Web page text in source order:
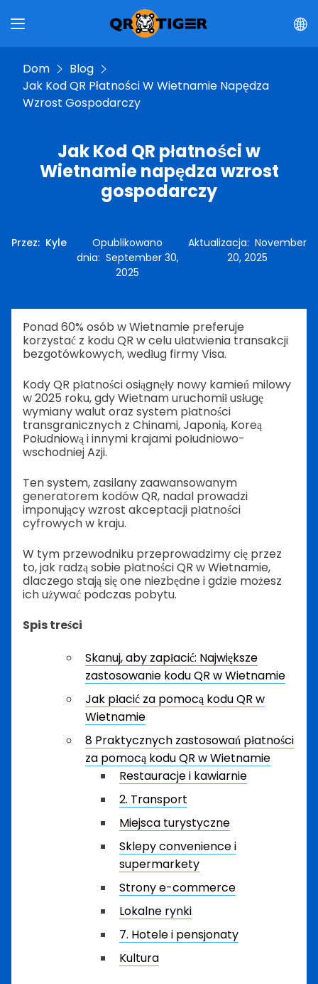
Dom
Blog
Jak Kod QR Płatności W Wietnamie Napędza
Wzrost Gospodarczy
Jak Kod QR płatności w
Wietnamie napędza wzrost
gospodarczy
Przez: Kyle
Opublikowano
dnia: September 30,
2025
Aktualizacja: November
20, 2025
Ponad 60% osób w Wietnamie preferuje
korzystać z kodu QR w celu ułatwienia transakcji
bezgotówkowych, według firmy Visa.
Kody QR płatności osiągnęły nowy kamień milowy
w 2025 roku, gdy Wietnam uruchomił usługę
wymiany walut oraz system płatności
transgranicznych z Chinami, Japonią, Koreą
Południową i innymi krajami południowo-
wschodniej Azji.
Ten system, zasilany zaawansowanym
generatorem kodów QR, nadal prowadzi
imponujący wzrost akceptacji płatności
cyfrowych w kraju.
W tym przewodniku przeprowadzimy cię przez
to, jak radzą sobie płatności QR w Wietnamie,
dlaczego stają się one niezbędne i gdzie możesz
ich używać podczas pobytu.
Spis treści
Skanuj, aby zapłacić: Największe
zastosowanie kodu QR w Wietnamie
Jak płacić za pomocą kodu QR w
Wietnamie
8 Praktycznych zastosowań płatności
za pomocą kodu QR w Wietnamie
Restauracje i kawiarnie
2. Transport
Miejsca turystyczne
Sklepy convenience i
supermarkety
Strony e-commerce
Lokalne rynki
7. Hotele i pensjonaty
Kultura